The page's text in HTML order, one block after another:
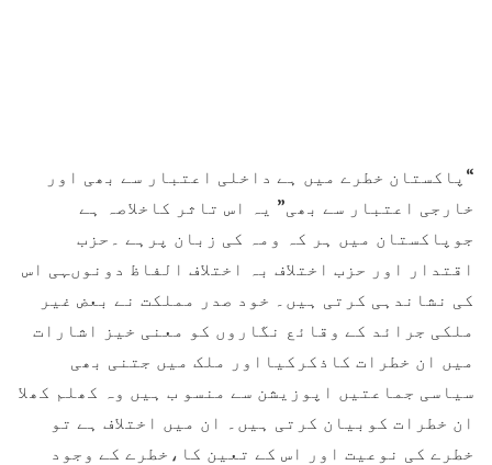
“پاکستان خطرے میں ہے داخلی اعتبار سے بھی اور
خارجی اعتبار سے بھی” یہ اس تاثر کاخلاصہ ہے
جوپاکستان میں ہر کہ ومہ کی زبان پرہے ۔حزب
اقتدار اور حزب اختلاف بہ اختلاف الفاظ دونوںہی اس
کی نشاندہی کرتی ہیں۔ خود صدر مملکت نے بعض غیر
ملکی جرائد کے وقائع نگاروں کو معنی خیز اشارات
میں ان خطرات کاذکرکیااور ملک میں جتنی بھی
سیاسی جماعتیں اپوزیشن سے منسو ب ہیں وہ کھلم کھلا
ان خطرات کوبیان کرتی ہیں۔ ان میں اختلاف ہے تو
خطرے کی نوعیت اور اس کے تعین کا،خطرے کے وجود